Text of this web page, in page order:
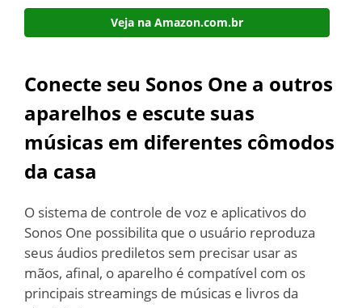
Veja na Amazon.com.br
Conecte seu Sonos One a outros
aparelhos e escute suas
músicas em diferentes cômodos
da casa
O sistema de controle de voz e aplicativos do
Sonos One possibilita que o usuário reproduza
seus áudios prediletos sem precisar usar as
mãos, afinal, o aparelho é compatível com os
principais streamings de músicas e livros da